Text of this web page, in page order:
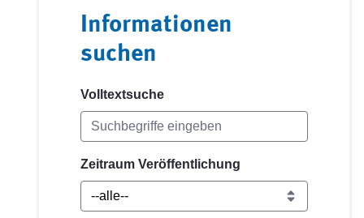
Informationen
suchen
Volltextsuche
Zeitraum Veröffentlichung